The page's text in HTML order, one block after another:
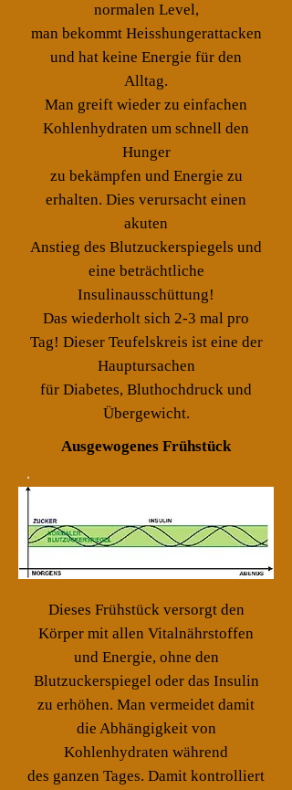
normalen Level,
man bekommt Heisshungerattacken
und hat keine Energie für den
Alltag.
Man greift wieder zu einfachen
Kohlenhydraten um schnell den
Hunger
zu bekämpfen und Energie zu
erhalten. Dies verursacht einen
akuten
Anstieg des Blutzuckerspiegels und
eine beträchtliche
Insulinausschüttung!
Das wiederholt sich 2-3 mal pro
Tag! Dieser Teufelskreis ist eine der
Hauptursachen
für Diabetes, Bluthochdruck und
Übergewicht.
Ausgewogenes Frühstück
Dieses Frühstück versorgt den
Körper mit allen Vitalnährstoffen
und Energie, ohne den
Blutzuckerspiegel oder das Insulin
zu erhöhen. Man vermeidet damit
die Abhängigkeit von
Kohlenhydraten während
des ganzen Tages. Damit kontrolliert